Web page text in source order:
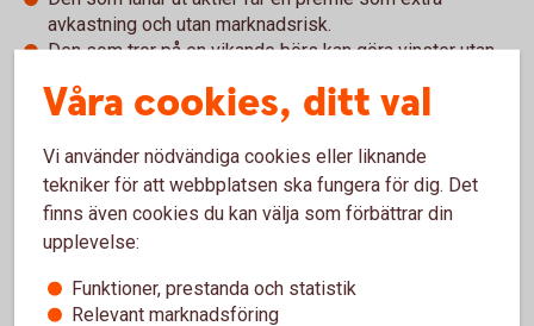
avkastning och utan marknadsrisk.
Den som tror på en vikande börs kan göra vinster utan
Banken svarar för skyldigheter och krav hos respektive
Nackdelar
En affär som kräver stora volymer.
trots allt går upp.
Våra cookies, ditt val
Vi använder nödvändiga cookies eller liknande
tekniker för att webbplatsen ska fungera för dig. Det
finns även cookies du kan välja som förbättrar din
upplevelse:
Funktioner, prestanda och statistik
Relevant marknadsföring